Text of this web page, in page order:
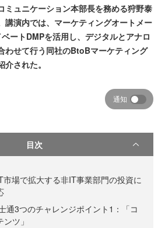
ミュニケーション本部長を務める狩野泰
講演内では、マーケティングオートメー
ートDMPを活用し、デジタルとアナロ
わせて行う同社のBtoBマーケティング
された。
通知
目次
市場で拡大する非IT事業部門の投資に
通3つのチャレンジポイント1：「コ
ンツ」